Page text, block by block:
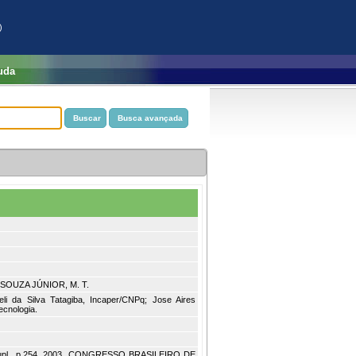
JÚNIOR, M. T.
da Silva Tatagiba, Incaper/CNPq; Jose Aires
p.254, 2003. CONGRESSO BRASILEIRO DE